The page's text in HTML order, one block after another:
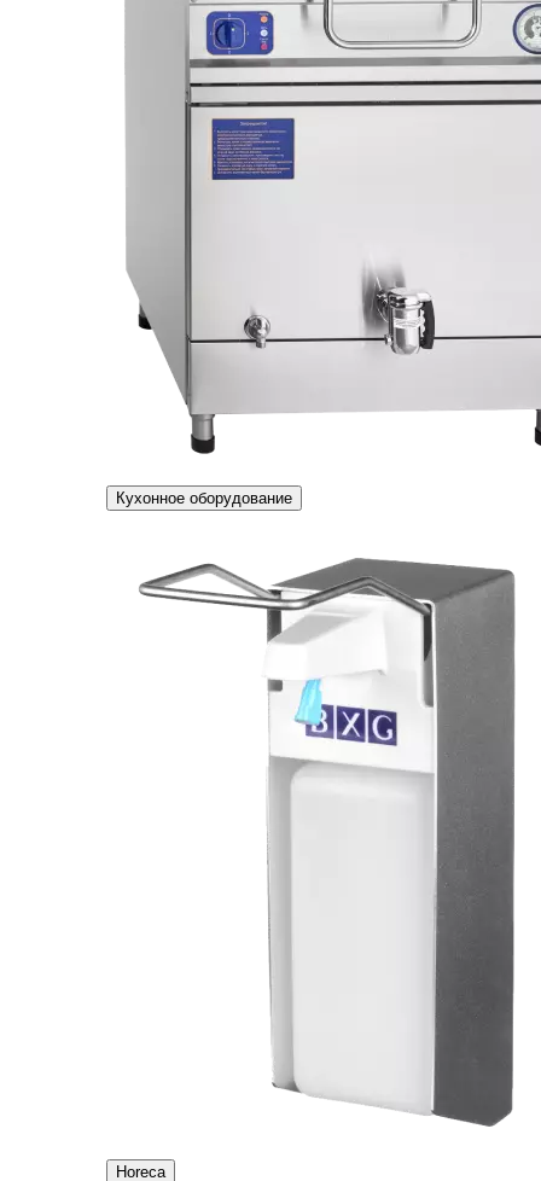
Кухонное оборудование
Horeca